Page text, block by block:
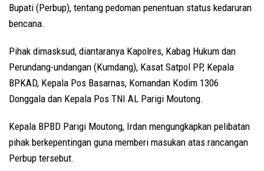
Bupati (Perbup), tentang pedoman penentuan status kedaruran
bencana.
Pihak dimasksud, diantaranya Kapolres, Kabag Hukum dan
Perundang-undangan (Kumdang), Kasat Satpol PP, Kepala
BPKAD, Kepala Pos Basarnas, Komandan Kodim 1306
Donggala dan Kepala Pos TNI AL Parigi Moutong.
Kepala BPBD Parigi Moutong, Irdan mengungkapkan pelibatan
pihak berkepentingan guna memberi masukan atas rancangan
Perbup tersebut.